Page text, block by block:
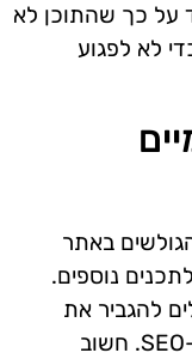
על כך שהתוכן לא
לא לפגוע
באתר
נוספים.
להגביר את
האמינות של הבלוג ולעזור בשיפור ה-SEO. חשוב